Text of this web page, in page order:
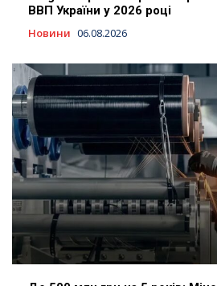
ВВП України у 2026 році
Новини 06.08.2026